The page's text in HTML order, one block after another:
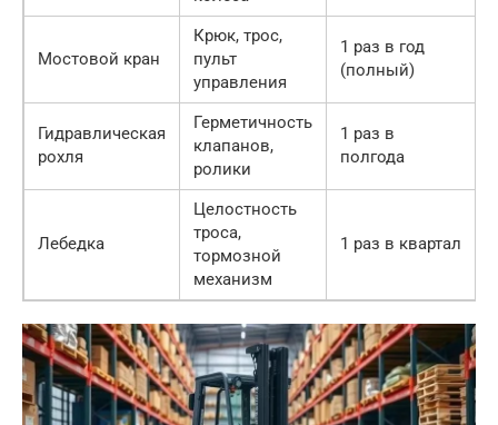
Мостовой кран
Крюк, трос,
пульт
управления
1 раз в год
(полный)
Гидравлическая
рохля
Герметичность
клапанов,
ролики
1 раз в
полгода
Лебедка
Целостность
троса,
тормозной
механизм
1 раз в квартал